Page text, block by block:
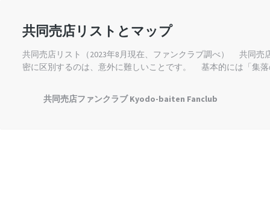
共同売店リストとマップ
共同売店リスト（2023年8月現在、ファンクラブ調べ） 共同売
密に区別するのは、意外に難しいことです。 基本的には「集
共同売店ファンクラブ Kyodo-baiten Fanclub